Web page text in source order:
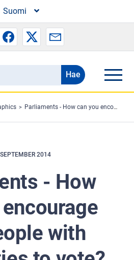
Suomi
Parliaments - How can you encourage more people with disabilities to vote?
2014
- How
with